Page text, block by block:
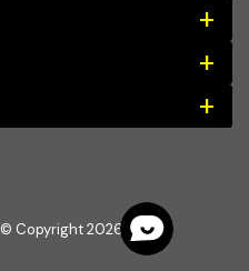
© Copyright 2026Fikkert